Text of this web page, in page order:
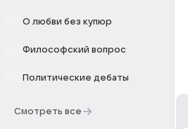
О любви без купюр
Философский вопрос
Политические дебаты
Смотреть все